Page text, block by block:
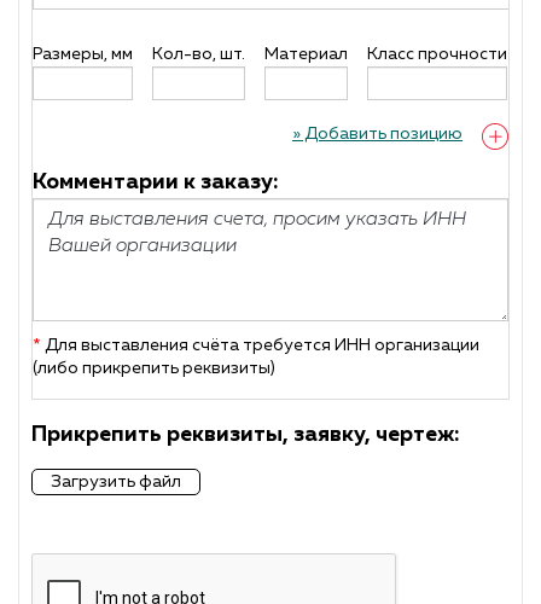
Размеры, мм Кол-во, шт. Материал Класс прочности
» Добавить позицию
Комментарии к заказу:
* Для выставления счёта требуется ИНН организации
(либо прикрепить реквизиты)
Прикрепить реквизиты, заявку, чертеж:
Загрузить файл